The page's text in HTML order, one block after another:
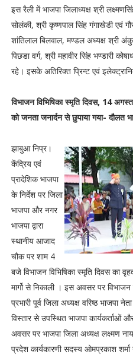
इस रैली में भाजपा जिलाध्यक्ष श्री
सोलंकी, श्री कृष्णपाल सिंह गंगाखेडी एवं
शांतिलाल बिलवाल, मण्डल अध्यक्ष श्री
पिछडा वर्ग, श्री महावीर सिंह भण्डारी
रहे। इसके अतिरिक्त प्रिन्ट एवं
विभाजन विभिषिका स्मृति दिवस, 14
को जनता जनार्दन से छुपाया गया- दौलत
झाबुआ निप्र।
केंद्रिय एवं
प्रादेशिक भाजपा
के निर्देश पर जिला
भाजपा और नगर
भाजपा द्वारा
स्थानीय आजाद
चौक पर शाम 4
बजे विभाजन विभिषिका स्मृति दिवस का
मार्गो से निकाली । इस अवसर पर
प्रभारी पूर्व जिला अध्यक्ष वरिष्ठ
विस्तार से उपस्थित भाजपा
अवसर पर भाजपा जिला अध्यक्ष लक्ष्मण
प्रदेश कार्यकारणी सदस्य ओमप्रकाश